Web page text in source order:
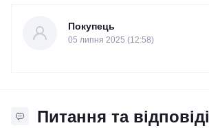
Покупець
05 липня 2025 (12:58)
Питання та відповіді